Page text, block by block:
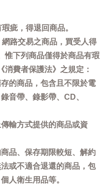
疵，得退回商品。
路交易之商品，買受人得
惟下列商品僅得於商品有瑕
費者保護法》之規定：
的商品，包含且不限於電
音帶、錄影帶、CD、
輸方式提供的商品或資
品、保存期限較短、解約
或不適合退還的商品，包
人衛生用品等。